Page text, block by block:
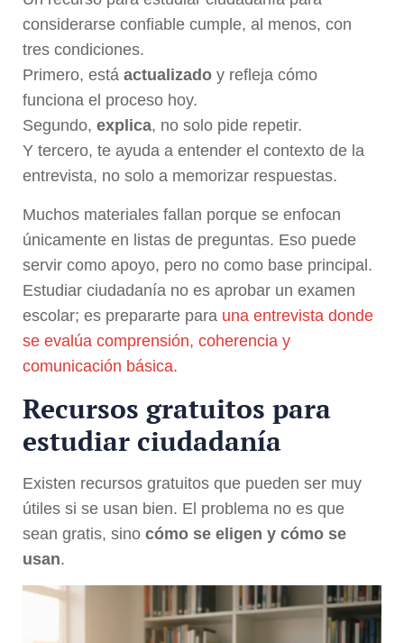
considerarse confiable cumple, al menos, con
tres condiciones.
Primero, está actualizado y refleja cómo
funciona el proceso hoy.
Segundo, explica, no solo pide repetir.
Y tercero, te ayuda a entender el contexto de la
entrevista, no solo a memorizar respuestas.
Muchos materiales fallan porque se enfocan
únicamente en listas de preguntas. Eso puede
servir como apoyo, pero no como base principal.
Estudiar ciudadanía no es aprobar un examen
escolar; es prepararte para una entrevista donde
se evalúa comprensión, coherencia y
comunicación básica.
Recursos gratuitos para
estudiar ciudadanía
Existen recursos gratuitos que pueden ser muy
útiles si se usan bien. El problema no es que
sean gratis, sino cómo se eligen y cómo se
usan.